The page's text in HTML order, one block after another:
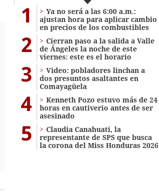
1
Ya no será a las 6:00 a.m.:
ajustan hora para aplicar cambio
en precios de los combustibles
2
Cierran paso a la salida a Valle
de Ángeles la noche de este
viernes: este es el horario
3
Video: pobladores linchan a
dos presuntos asaltantes en
Comayagüela
4
Kenneth Pozo estuvo más de 24
horas en cautiverio antes de ser
asesinado
5
Claudia Canahuati, la
representante de SPS que busca
la corona del Miss Honduras 2026